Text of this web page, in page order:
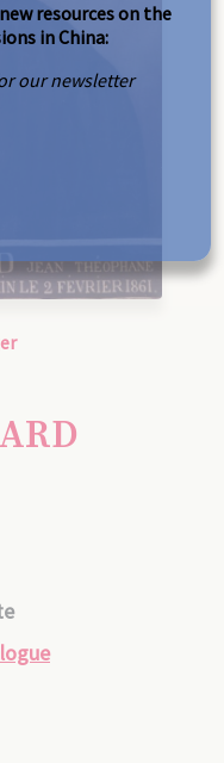
resources on the
in China:
our newsletter